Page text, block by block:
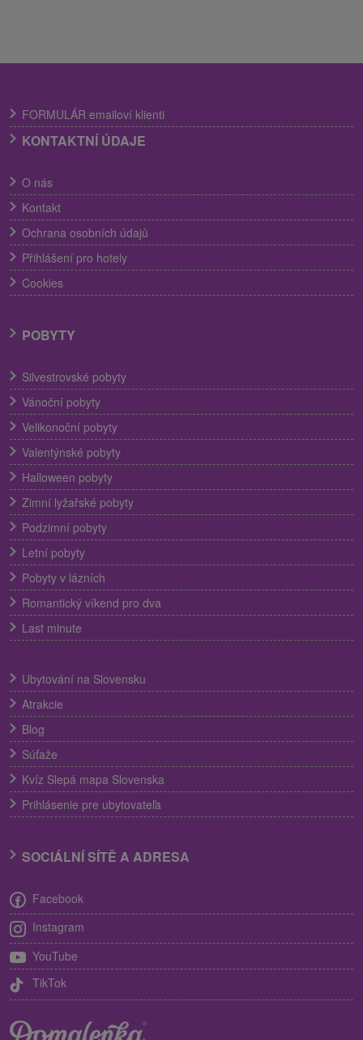
FORMULÁR emailoví klienti
KONTAKTNÍ ÚDAJE
O nás
Kontakt
Ochrana osobních údajů
Přihlášení pro hotely
Cookies
POBYTY
Silvestrovské pobyty
Vánoční pobyty
Velikonoční pobyty
Valentýnské pobyty
Halloween pobyty
Zimní lyžařské pobyty
Podzimní pobyty
Letní pobyty
Pobyty v lázních
Romantický víkend pro dva
Last minute
Ubytování na Slovensku
Atrakcie
Blog
Súťaže
Kvíz Slepá mapa Slovenska
Prihlásenie pre ubytovateľa
SOCIÁLNÍ SÍTĚ A ADRESA
Facebook
Instagram
YouTube
TikTok